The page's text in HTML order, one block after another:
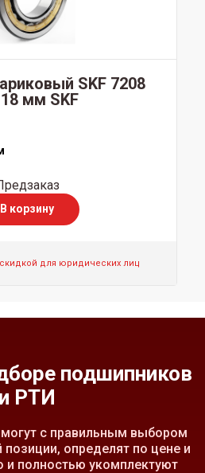
SKF 7208
мм SKF
В корзину
для юридических лиц
подшипников
и РТИ
с правильным выбором
определят по цене и
и полностью укомплектуют